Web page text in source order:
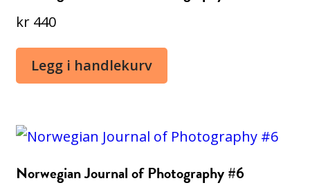
kr 440
Legg i handlekurv
Norwegian Journal of Photography #6